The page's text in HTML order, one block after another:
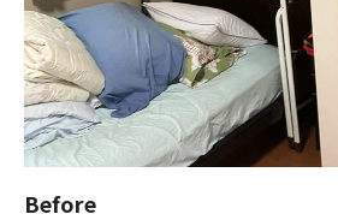
Before